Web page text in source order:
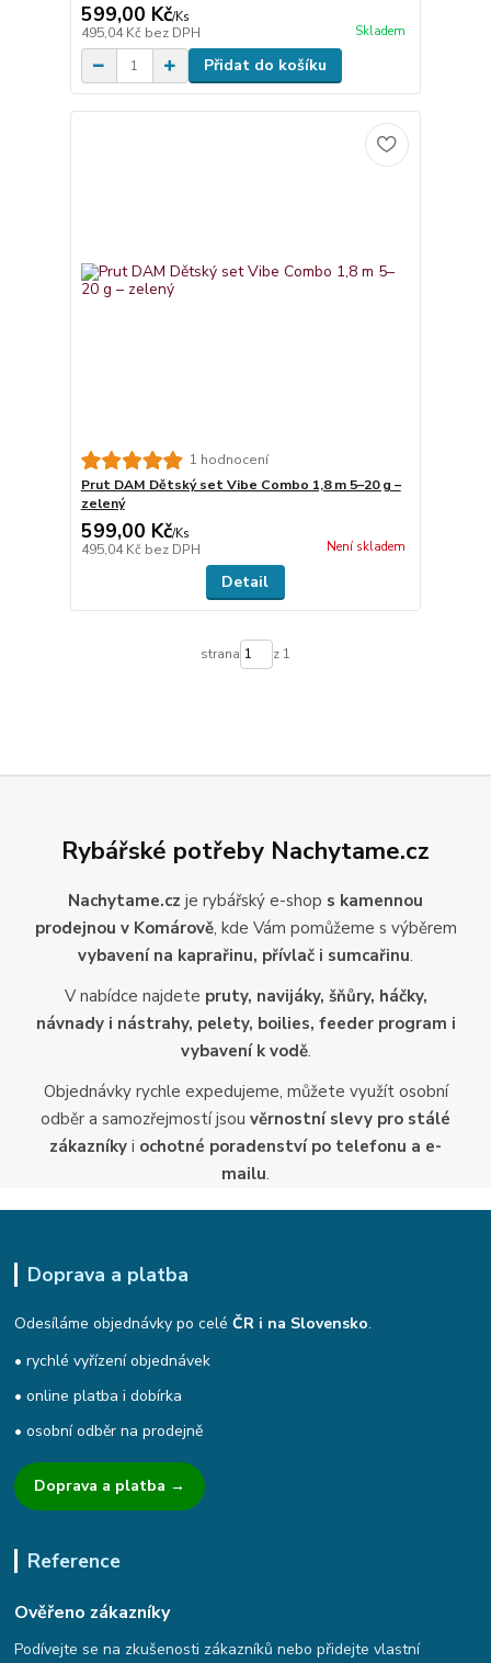
599,00 Kč/Ks
495,04 Kč bez DPH Skladem
Přidat do košíku
1 hodnocení
Prut DAM Dětský set Vibe Combo 1,8 m 5–20 g –
zelený
599,00 Kč/Ks
495,04 Kč bez DPH Není skladem
Detail
strana z 1
Rybářské potřeby Nachytame.cz
Nachytame.cz je rybářský e-shop s kamennou
prodejnou v Komárově, kde Vám pomůžeme s výběrem
vybavení na kaprařinu, přívlač i sumcařinu.
V nabídce najdete pruty, navijáky, šňůry, háčky,
návnady i nástrahy, pelety, boilies, feeder program i
vybavení k vodě.
Objednávky rychle expedujeme, můžete využít osobní
odběr a samozřejmostí jsou věrnostní slevy pro stálé
zákazníky i ochotné poradenství po telefonu a e-
mailu.
Doprava a platba
Odesíláme objednávky po celéČR i na Slovensko.
• rychlé vyřízení objednávek
• online platba i dobírka
• osobní odběr na prodejně
Doprava a platba →
Reference
Ověřeno zákazníky
Podívejte se na zkušenosti zákazníků nebo přidejte vlastní